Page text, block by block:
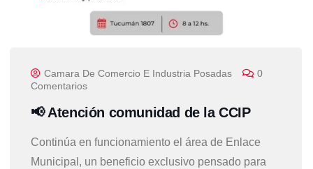
Camara De Comercio E Industria Posadas
0
Comentarios
📢 Atención comunidad de la CCIP
Continúa en funcionamiento el área de Enlace
Municipal, un beneficio exclusivo pensado para